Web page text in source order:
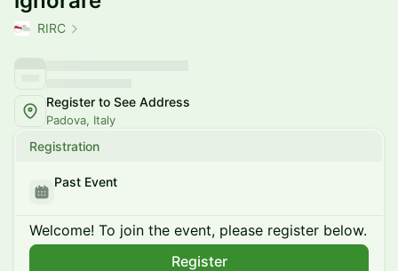
RIRC
Register to See Address
Padova, Italy
Registration
Past Event
Welcome! To join the event, please register below.
Register